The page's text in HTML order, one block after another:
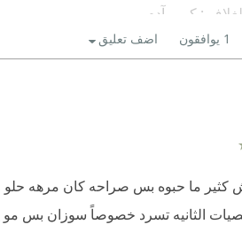
: كريم آدم
الأناث تموت مباشرة بعد ولادتهن
تحدث في كل مكان، حتي بدأت جميع
الزرقاء نسبة إلي أول فتاة سليمة
1 يوافقون اضف تعليق
كثير ما حبوه بس صراحه كان مرهه حلو
الثانيه تسرد خصوصاً سوزان بس